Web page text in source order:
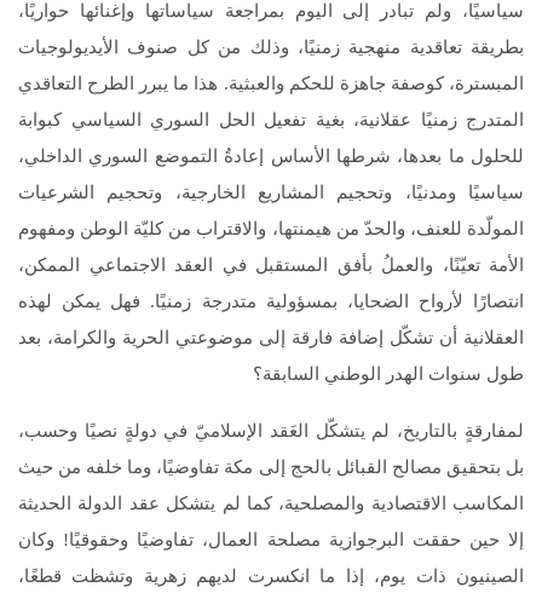
سياسيًا، ولم تبادر إلى اليوم بمراجعة سياساتها وإغنائها حواريًا،
بطريقة تعاقدية منهجية زمنيًا، وذلك من كل صنوف الأيديولوجيات
المبسترة، كوصفة جاهزة للحكم والعبثية. هذا ما يبرر الطرح التعاقدي
المتدرج زمنيًا عقلانية، بغية تفعيل الحل السوري السياسي كبوابة
للحلول ما بعدها، شرطها الأساس إعادةُ التموضع السوري الداخلي،
سياسيًا ومدنيًا، وتحجيم المشاريع الخارجية، وتحجيم الشرعيات
المولّدة للعنف، والحدّ من هيمنتها، والاقتراب من كليّة الوطن ومفهوم
الأمة تعيّنًا، والعملُ بأفق المستقبل في العقد الاجتماعي الممكن،
انتصارًا لأرواح الضحايا، بمسؤولية متدرجة زمنيًا. فهل يمكن لهذه
العقلانية أن تشكّل إضافة فارقة إلى موضوعتي الحرية والكرامة، بعد
طول سنوات الهدر الوطني السابقة؟
لمفارقةٍ بالتاريخ، لم يتشكّل العَقد الإسلاميّ في دولةٍ نصيًا وحسب،
بل بتحقيق مصالح القبائل بالحج إلى مكة تفاوضيًا، وما خلفه من حيث
المكاسب الاقتصادية والمصلحية، كما لم يتشكل عقد الدولة الحديثة
إلا حين حققت البرجوازية مصلحة العمال، تفاوضيًا وحقوقيًا! وكان
الصينيون ذات يوم، إذا ما انكسرت لديهم زهرية وتشظت قطعًا،